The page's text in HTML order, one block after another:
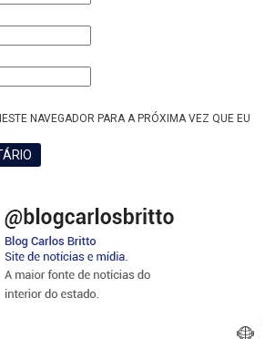
NAVEGADOR PARA A PRÓXIMA VEZ QUE EU